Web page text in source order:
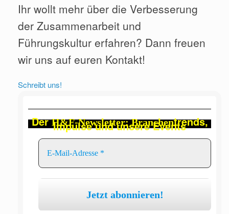
Ihr wollt mehr über die Verbesserung
der Zusammenarbeit und
Führungskultur erfahren? Dann freuen
wir uns auf euren Kontakt!
Schreibt uns!
DerH&F-Newsletter: Branchentrends,
Impulse und unsere Events